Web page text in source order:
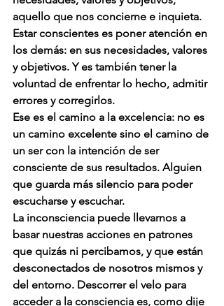
aquello que nos concierne e inquieta.
Estar conscientes es poner atención en
los demás: en sus necesidades, valores
y objetivos. Y es también tener la
voluntad de enfrentar lo hecho, admitir
errores y corregirlos.
Ese es el camino a la excelencia: no es
un camino excelente sino el camino de
un ser con la intención de ser
consciente de sus resultados. Alguien
que guarda más silencio para poder
escucharse y escuchar.
La inconsciencia puede llevarnos a
basar nuestras acciones en patrones
que quizás ni percibamos, y que están
desconectados de nosotros mismos y
del entorno. Descorrer el velo para
acceder a la consciencia es, como dije